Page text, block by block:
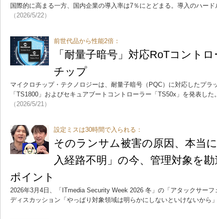
国際的に高まる一方、国内企業の導入率は7％にとどまる。導入のハー
（2026/5/22）
前世代品から性能2倍：
「耐量子暗号」対応RoTコント
チップ
マイクロチップ・テクノロジーは、耐量子暗号（PQC）に対応したプラ
「TS1800」およびセキュアブートコントローラー「TS50x」を発表し
（2026/5/21）
設定ミスは30時間で入られる：
そのランサム被害の原因、本当
入経路不明」の今、管理対象を
ポイント
2026年3月4日、「ITmedia Security Week 2026 冬」の「アタックサー
ディスカッション「やっぱり対象領域は明らかにしないといけないから